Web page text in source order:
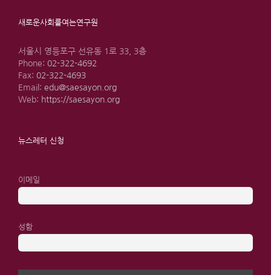
새로운사회를여는연구원
서울시 영등포구 선유동 1로 33, 3층
Phone: 02-322-4692
Fax: 02-322-4693
Email: edu@saesayon.org
Web: https://saesayon.org
뉴스레터 신청
이메일
성함